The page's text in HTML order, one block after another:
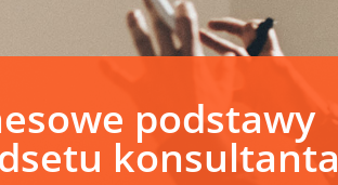
podstawy
konsultanta